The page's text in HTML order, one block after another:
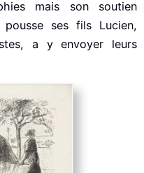
mais son soutien
ses fils Lucien,
a y envoyer leurs